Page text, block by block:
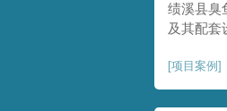
绩溪县臭
及其配套
配备28m
2.2m的
[项目案例 ]